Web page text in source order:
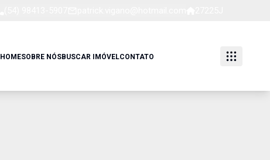
HOMESOBRE NÓSBUSCAR IMÓVELCONTATO